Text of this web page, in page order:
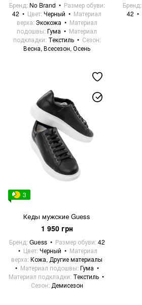
Бренд No Brand
Размер обуви
42
Цвет Черный
Материал
верха Экокожа
Материал
подошвы Гума
Материал
подкладки Текстиль
Сезон
Весна, Всесезон, Осень
Бренд
42
3
Кеды мужские Guess
1 950 грн
Бренд Guess Размер обуви 42
Цвет Черный
Материал
верха Кожа, Другие материалы
Материал подошвы Гума
Материал подкладки Текстиль
Сезон Демисезон